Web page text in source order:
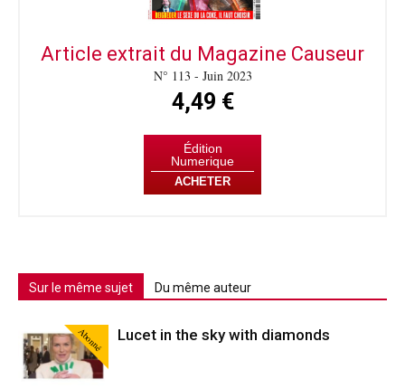
Article extrait du Magazine Causeur
N° 113 - Juin 2023
4,49 €
Édition
Numerique
ACHETER
Sur le même sujet Du même auteur
Abonné Lucet in the sky with diamonds